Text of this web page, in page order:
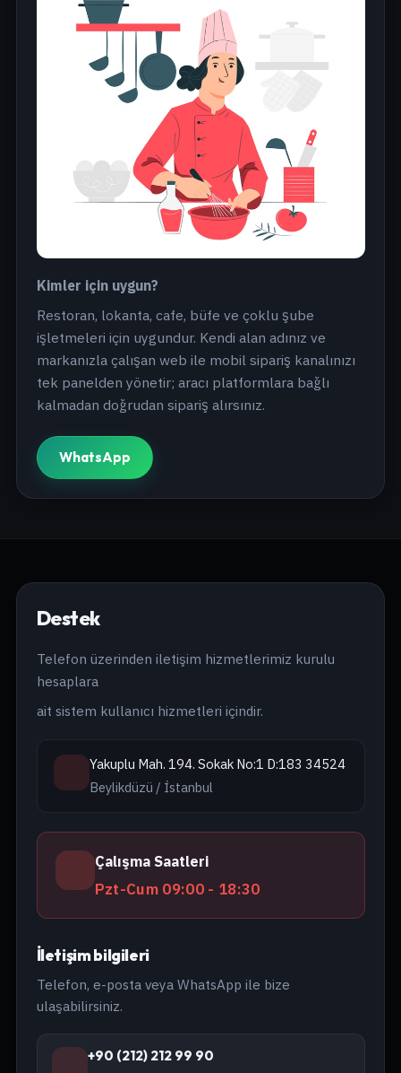
Kimler için uygun?
Restoran, lokanta, cafe, büfe ve çoklu şube
işletmeleri için uygundur. Kendi alan adınız ve
markanızla çalışan web ile mobil sipariş kanalınızı
tek panelden yönetir; aracı platformlara bağlı
kalmadan doğrudan sipariş alırsınız.
WhatsApp
Destek
Telefon üzerinden iletişim hizmetlerimiz kurulu
hesaplara
ait sistem kullanıcı hizmetleri içindir.
Yakuplu Mah. 194. Sokak No:1 D:183 34524
Beylikdüzü / İstanbul
Çalışma Saatleri
Pzt-Cum 09:00 - 18:30
İletişim bilgileri
Telefon, e-posta veya WhatsApp ile bize
ulaşabilirsiniz.
+90 (212) 212 99 90